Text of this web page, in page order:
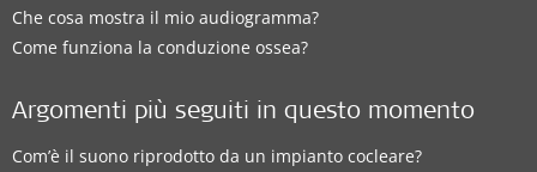
Che cosa mostra il mio audiogramma?
Come funziona la conduzione ossea?
Argomenti più seguiti in questo momento
Com’è il suono riprodotto da un impianto cocleare?